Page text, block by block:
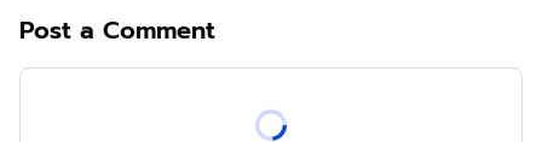
Post a Comment